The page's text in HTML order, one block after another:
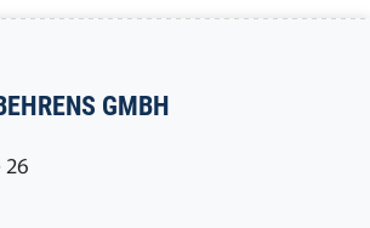
GMBH
26